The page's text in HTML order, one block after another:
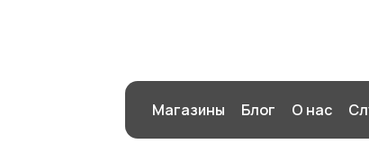
Магазины Блог О нас